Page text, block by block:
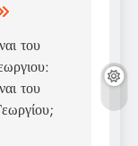
του
του